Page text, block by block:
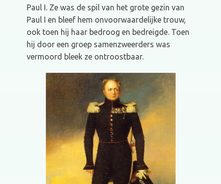
Paul I. Ze was de spil van het grote gezin van
Paul I en bleef hem onvoorwaardelijke trouw,
ook toen hij haar bedroog en bedreigde. Toen
hij door een groep samenzweerders was
vermoord bleek ze ontroostbaar.